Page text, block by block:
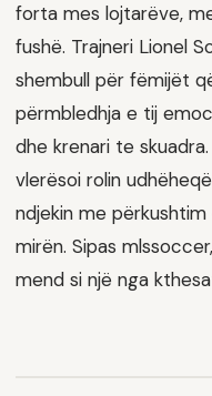
forta mes lojtarëve,
fushë. Trajneri Lionel
shembull për fëmijët
përmbledhja e tij
dhe krenari te
vlerësoi rolin
ndjekin me
mirën. Sipas
mend si një nga